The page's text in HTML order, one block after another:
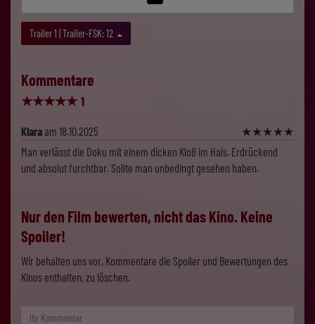
Trailer 1 | Trailer-FSK: 12
Kommentare
★★★★★ 1
Klaraam 18.10.2025 ★★★★★
Man verlässt die Doku mit einem dicken Kloß im Hals. Erdrückend
und absolut furchtbar. Sollte man unbedingt gesehen haben.
Nur den Film bewerten, nicht das Kino. Keine
Spoiler!
Wir behalten uns vor, Kommentare die Spoiler und Bewertungen des
Kinos enthalten, zu löschen.